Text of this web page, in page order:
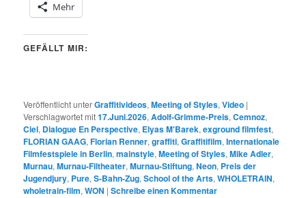
Mehr
GEFÄLLT MIR:
Veröffentlicht unterGraffitivideos,Meeting of Styles,Video |
Verschlagwortet mit17.Juni.2026,Adolf-Grimme-Preis,Cemnoz,
Ciel, Dialogue En Perspective, Elyas M'Barek,exground filmfest,
FLORIAN GAAG,Florian Renner,graffiti,Graffitifilm,Internationale
Filmfestspiele in Berlin,mainstyle,Meeting of Styles,Mike Adler,
Murnau,Murnau-Filtheater,Murnau-Stiftung,Neon, Preis der
Jugendjury, Pure,S-Bahn-Zug,School of the Arts,WHOLETRAIN,
wholetrain-film,WON |Schreibe einen Kommentar